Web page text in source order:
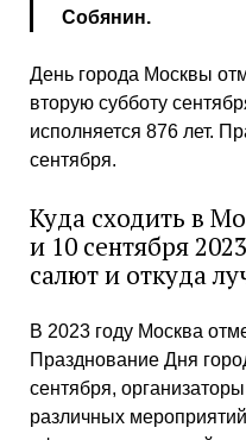
Собянин.
День города Москвы
вторую субботу
исполняется 876 лет.
сентября.
Куда сходить в
и 10 сентября
салют и откуда
В 2023 году Москва
Празднование Дня
сентября,
различных